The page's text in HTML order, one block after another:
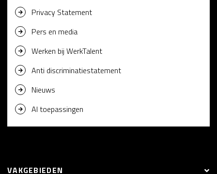
Privacy Statement
Pers en media
Werken bij WerkTalent
Anti discriminatiestatement
Nieuws
AI toepassingen
VAKGEBIEDEN